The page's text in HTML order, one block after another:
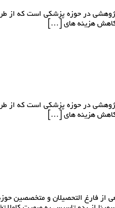
در حوزه پزشکی است که از
کاهش هزینه های […]
در حوزه پزشکی است که از
کاهش هزینه های […]